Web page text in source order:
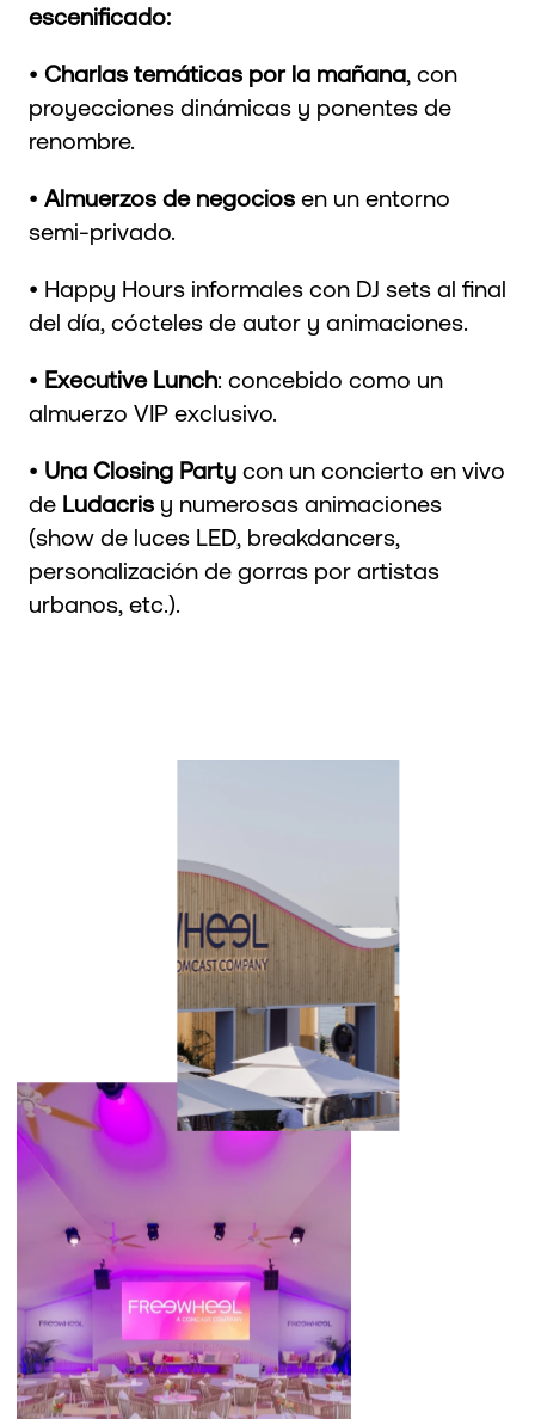
escenificado:
• Charlas temáticas por la mañana, con
proyecciones dinámicas y ponentes de
renombre.
• Almuerzos de negocios en un entorno
semi-privado.
• Happy Hours informales con DJ sets al final
del día, cócteles de autor y animaciones.
• Executive Lunch: concebido como un
almuerzo VIP exclusivo.
• Una Closing Party con un concierto en vivo
de Ludacris y numerosas animaciones
(show de luces LED, breakdancers,
personalización de gorras por artistas
urbanos, etc.).